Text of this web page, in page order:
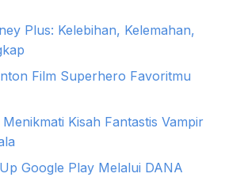
Plus: Kelebihan, Kelemahan,
Film Superhero Favoritmu
Kisah Fantastis Vampir
Google Play Melalui DANA